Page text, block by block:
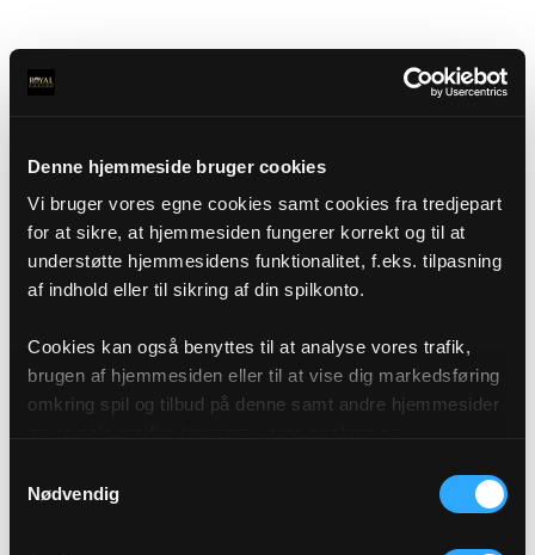
Denne hjemmeside bruger cookies
Vi bruger vores egne cookies samt cookies fra tredjepart
for at sikre, at hjemmesiden fungerer korrekt og til at
understøtte hjemmesidens funktionalitet, f.eks. tilpasning
af indhold eller til sikring af din spilkonto.
Cookies kan også benyttes til at analyse vores trafik,
brugen af hjemmesiden eller til at vise dig markedsføring
omkring spil og tilbud på denne samt andre hjemmesider
af cookies under "Detaljer" eller ved at klikke videre til
vores Cookiepolitik, som du finder i bunden af vores
Nødvendig